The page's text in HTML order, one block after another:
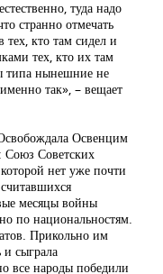
туда надо
странно отмечать
кто там сидел и
тех, кто их там
типа нынешние не
так», – вещает
Освенцим
Союз Советских
нет уже почти
месяцы войны
по национальностям.
Прикольно им
сыграла
все народы победили